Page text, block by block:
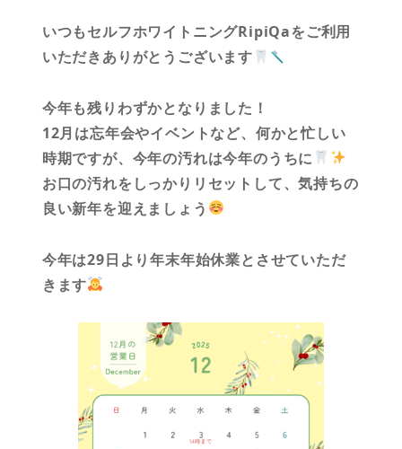
いつもセルフホワイトニングRipiQaをご利用
いただきありがとうございます
今年も残りわずかとなりました！
12月は忘年会やイベントなど、何かと忙しい
時期ですが、今年の汚れは今年のうちに
お口の汚れをしっかりリセットして、気持ちの
良い新年を迎えましょう
今年は29日より年末年始休業とさせていただ
きます